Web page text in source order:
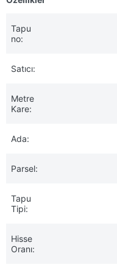
Tapu
no:
Satıcı:
Metre
Kare:
Ada:
Parsel:
Tapu
Tipi:
Hisse
Oranı: